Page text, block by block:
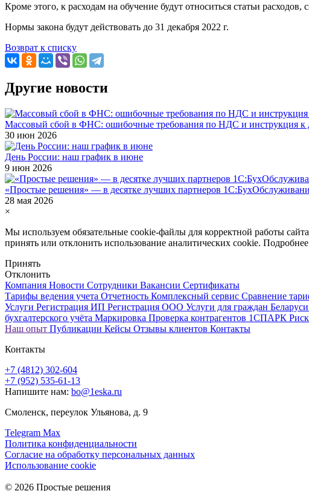
Кроме этого, к расходам на обучение будут относиться статьи
Нормы закона будут действовать до 31 декабря 2022 г.
Возврат к списку
Другие новости
Массовый сбой в ФНС: ошибочные требования по НДС и инструкция к
30 июн 2026
День России: наш график в июне
9 июн 2026
«Простые решения» — в десятке лучших партнеров
28 мая 2026
×
Мы используем обязательные cookie-файлы для корректной работы
принять или отклонить использование аналитических cookie.
Принять
Отклонить
Компания Новости Сотрудники Вакансии Сертификаты
Тарифы ведения учета Отчетность Комплексный сервис Сравнение
Услуги Регистрация ИП Регистрация ООО Услуги для граждан Беларуси
бухгалтерского учёта Маркировка Проверка контрагентов 1СПАРК
Наш опыт Публикации Кейсы Отзывы клиентов Контакты
Контакты
+7 (4812) 302-604
+7 (952) 535-61-13
Напишите нам: bo@1eska.ru
Смоленск, переулок Ульянова, д. 9
Telegram Max
Политика конфиденциальности
Согласие на обработку персональных данных
Использование cookie
© 2026 Простые решения